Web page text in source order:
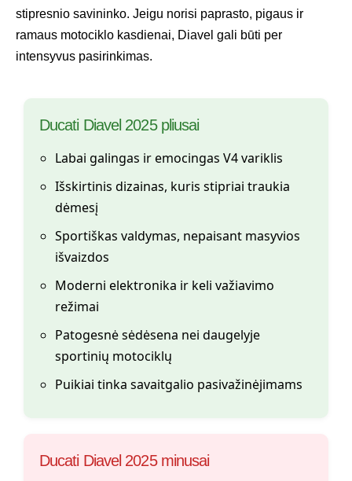
stipresnio savininko. Jeigu norisi paprasto, pigaus ir
ramaus motociklo kasdienai, Diavel gali būti per
intensyvus pasirinkimas.
Ducati Diavel 2025 pliusai
Labai galingas ir emocingas V4 variklis
Išskirtinis dizainas, kuris stipriai traukia
dėmesį
Sportiškas valdymas, nepaisant masyvios
išvaizdos
Moderni elektronika ir keli važiavimo
režimai
Patogesnė sėdėsena nei daugelyje
sportinių motociklų
Puikiai tinka savaitgalio pasivažinėjimams
Ducati Diavel 2025 minusai